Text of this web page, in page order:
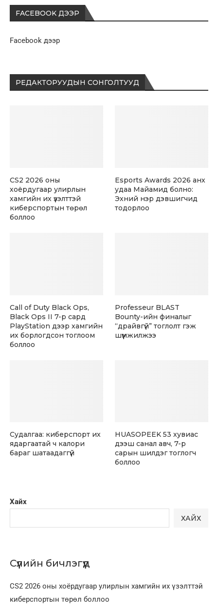
Хайх
ХАЙХ
Сүүлийн бичлэгүүд
CS2 2026 оны хоёрдугаар улирлын хамгийн их үзэлттэй
киберспортын төрөл боллоо
FACEBOOK ДЭЭР
Facebook дээр
РЕДАКТОРУУДЫН СОНГОЛТУУД
CS2 2026 оны
хоёрдугаар улирлын
хамгийн их үзэлттэй
киберспортын төрөл
боллоо
Esports Awards 2026 анх
удаа Майамид болно:
Эхний нэр дэвшигчид
тодорлоо
Call of Duty Black Ops,
Black Ops II 7-р сард
PlayStation дээр хамгийн
их борлогдсон тоглоом
боллоо
Professeur BLAST
Bounty-ийн финалыг
“драйвгүй” тоглолт гэж
шүүмжилжээ
Судалгаа: киберспорт их
ядаргаатай ч калори
бараг шатаадаггүй
HUASOPEEK 53 хувиас
дээш санал авч, 7-р
сарын шилдэг тоглогч
боллоо